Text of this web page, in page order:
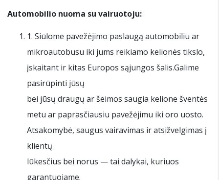
Automobilio nuoma su vairuotoju:
1. Siūlome pavežėjimo paslaugą automobiliu ar
mikroautobusu iki jums reikiamo kelionės tikslo,
įskaitant ir kitas Europos sąjungos šalis.Galime
pasirūpinti jūsų
bei jūsų draugų ar šeimos saugia kelione šventės
metu ar paprasčiausiu pavežėjimu iki oro uosto.
Atsakomybė, saugus vairavimas ir atsižvelgimas į
klientų
lūkesčius bei norus — tai dalykai, kuriuos
garantuojame.